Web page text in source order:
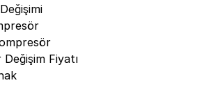
Fiyatı